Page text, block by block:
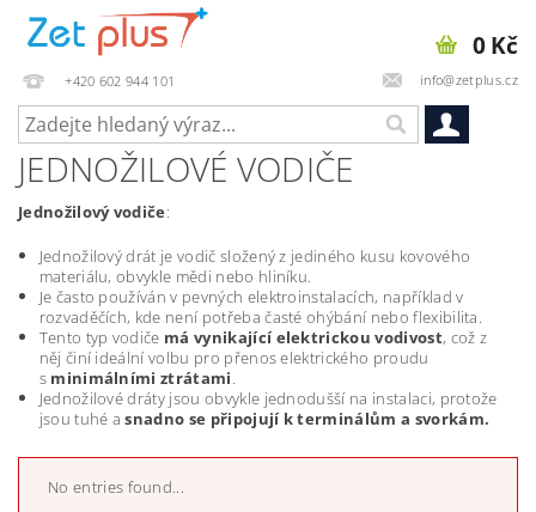
+420 602 944 101 info@zetplus.cz
0 Kč
JEDNOŽILOVÉ VODIČE
Jednožilový vodiče:
Jednožilový drát je vodič složený z jediného kusu kovového
materiálu, obvykle mědi nebo hliníku.
Je často používán v pevných elektroinstalacích, například v
rozvaděčích, kde není potřeba časté ohýbání nebo flexibilita.
Tento typ vodiče má vynikající elektrickou vodivost, což z
něj činí ideální volbu pro přenos elektrického proudu
s minimálními ztrátami.
Jednožilové dráty jsou obvykle jednodušší na instalaci, protože
jsou tuhé asnadno se připojují k terminálům a svorkám.
No entries found...